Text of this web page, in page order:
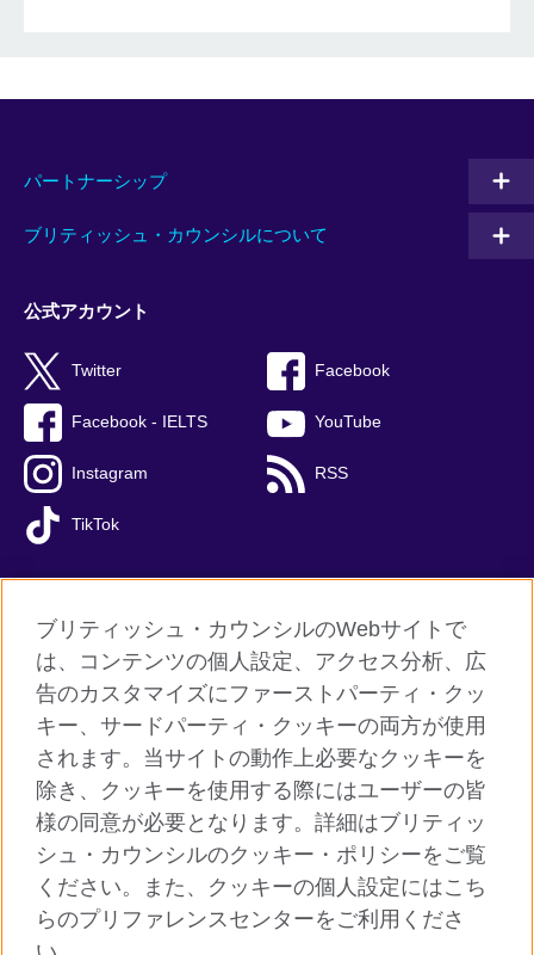
パートナーシップ
ブリティッシュ・カウンシルについて
公式アカウント
Twitter Facebook
Facebook - IELTS YouTube
Instagram RSS
TikTok
ご利用に際して
個人情報保護
クッキー（Cookie）について
よくあるご質問
サイトマップ
ブリティッシュ・カウンシルのWebサイトで
は、コンテンツの個人設定、アクセス分析、広
告のカスタマイズにファーストパーティ・クッ
キー、サードパーティ・クッキーの両方が使用
されます。当サイトの動作上必要なクッキーを
除き、クッキーを使用する際にはユーザーの皆
様の同意が必要となります。詳細はブリティッ
シュ・カウンシルのクッキー・ポリシーをご覧
ください。また、クッキーの個人設定にはこち
らのプリファレンスセンターをご利用くださ